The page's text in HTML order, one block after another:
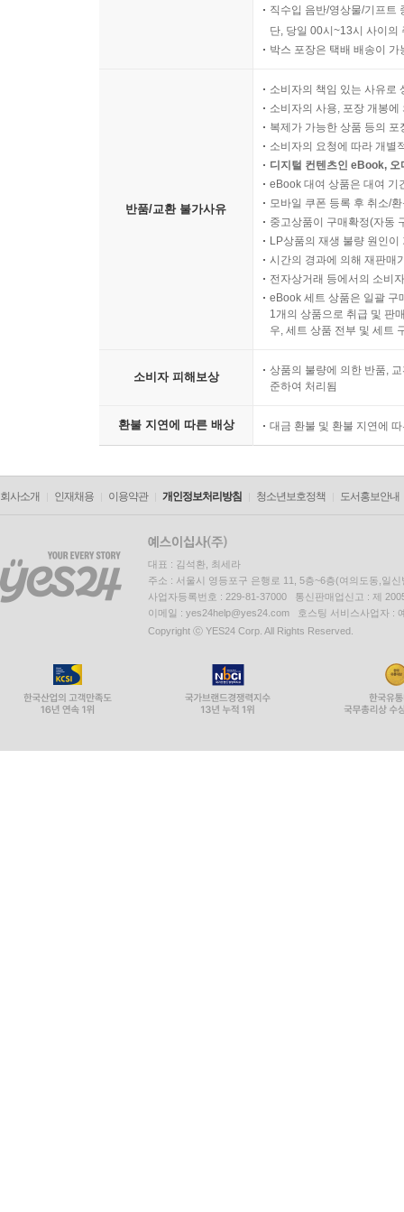
직수입 음반/영상물/기프트
단, 당일 00시~13시 사이의
박스 포장은 택배 배송이
반품/교환 불가사유
소비자의 책임 있는 사유로
소비자의 사용, 포장 개봉
복제가 가능한 상품 등의
소비자의 요청에 따라 개별
디지털 컨텐츠인 eBook,
eBook 대여 상품은 대여 기
모바일 쿠폰 등록 후 취소/
중고상품이 구매확정(자동
LP상품의 재생 불량 원인
시간의 경과에 의해 재판매
전자상거래 등에서의 소비
eBook 세트 상품은 일괄 구
1개의 상품으로 취급 및 판
우, 세트 상품 전부 및 세트
소비자 피해보상
상품의 불량에 의한 반품,
준하여 처리됨
환불 지연에 따른 배상 대금 환불 및 환불 지연에
회사소개 인재채용 이용약관 개인정보처리방침 청소년보호정책 도서홍보안내
대표 : 김석환, 최세라
주소 : 서울시 영등포구 은행로 11, 5층~6층(여의도동,일신
사업자등록번호 : 229-81-37000 통신판매업신고 : 제
이메일 : yes24help@yes24.com 호스팅 서비스사업자 :
Copyright ⓒ YES24 Corp. All Rights Reserved.